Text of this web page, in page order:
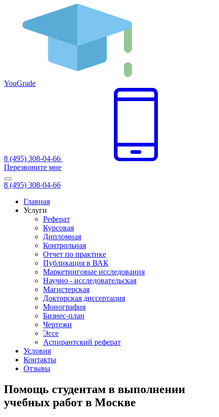
YouGrade
8 (495) 308-04-66
Перезвоните мне
8 (495) 308-04-66
Главная
Услуги
Реферат
Курсовая
Дипломная
Контрольная
Отчет по практике
Публикация в ВАК
Маркетинговые исследования
Научно - исследовательская
Магистерская
Докторская диссертация
Монография
Бизнес-план
Чертежи
Эссе
Аспирантский реферат
Условия
Контакты
Отзывы
Помощь студентам в выполнении
учебных работ в Москве